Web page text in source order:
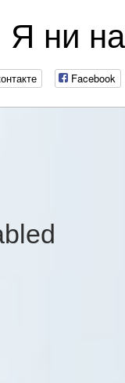
Я ни
Facebook